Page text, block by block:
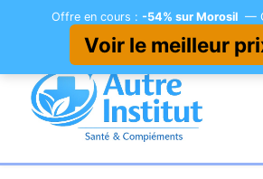
contenu
Offre en cours : -54% sur Morosil —
Voir le meilleur